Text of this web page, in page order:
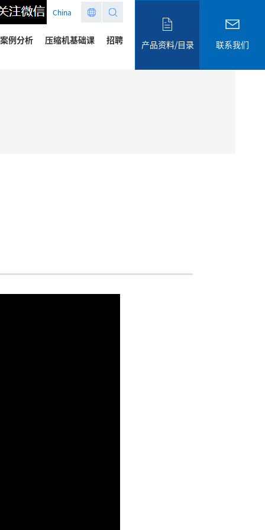
China
案例分析 压缩机基础课 招聘 产品资料/目录 联系我们